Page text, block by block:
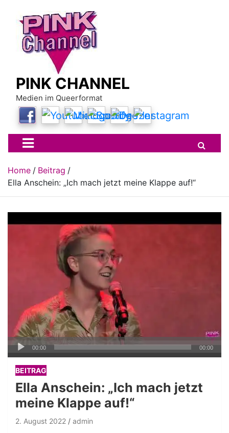
content
PINK CHANNEL
Medien im Queerformat
Home
Beitrag
Ella Anschein: „Ich mach jetzt meine Klappe auf!“
Audio-
Player
00:00 00:00
BEITRAG
Ella Anschein: „Ich mach jetzt
meine Klappe auf!“
2. August 2022
admin